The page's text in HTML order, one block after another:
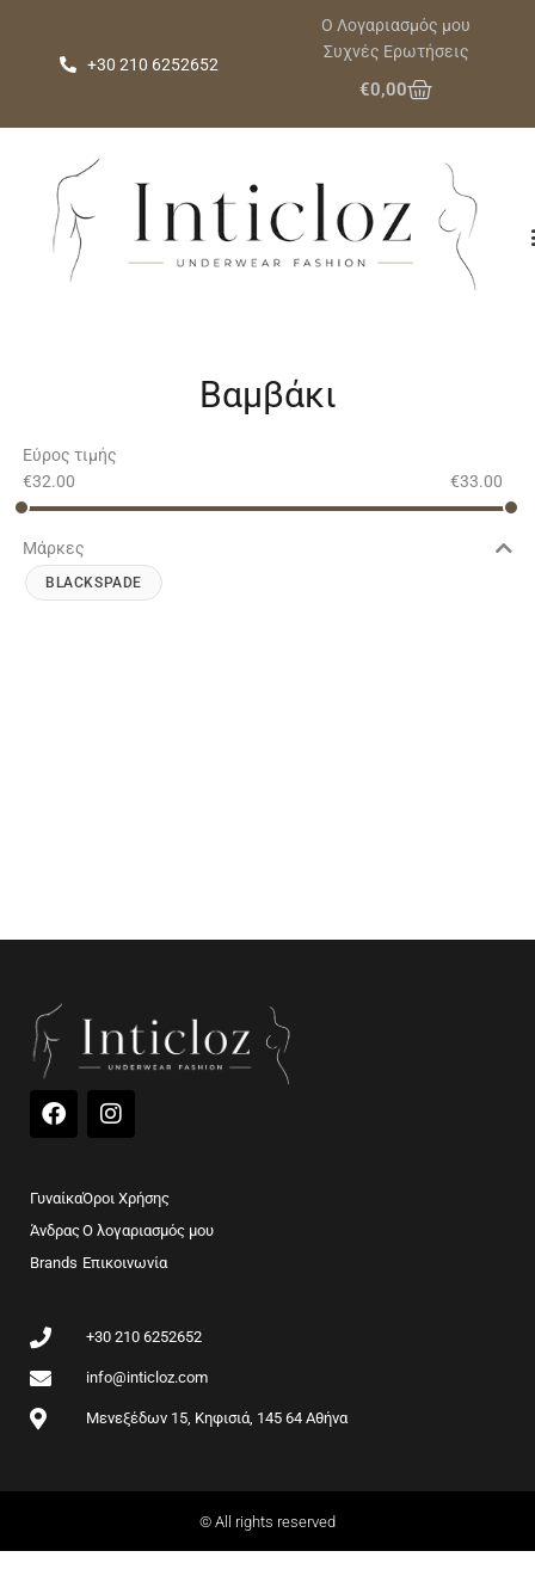
περιεχόμενο+30 210 6252652
Ο Λογαριασμός μου
Συχνές Ερωτήσεις
€0,00Cart
Βαμβάκι
Εύρος τιμής
€32.00 €33.00
Μάρκες
BLACKSPADE
F
a
b
o
o
k
I
n
a
g
r
a
Γυναίκα
Άνδρας
Brands
Όροι Χρήσης
Ο λογαριασμός μου
Επικοινωνία
+30 210 6252652
info@inticloz.com
Μενεξέδων 15, Κηφισιά, 145 64 Αθήνα
© All rights reserved